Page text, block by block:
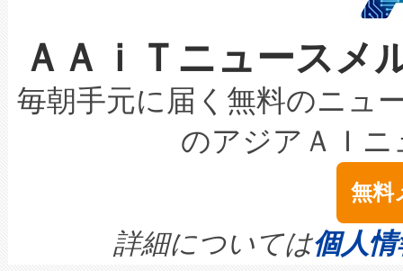
取得できる可能性もあります
設には、3億～4億ドルかか
最高経営責任者（CEO）であ
す。「当社のfully-connected
ームを利用すれば、6,000万
きます。この効率性は、フェ
限を超えて利用可能な電力容
持できるよう貢献します。こ
ービスレベル契約（SLA）違
テリー性能の劣化によるダウ
念は、現在データセンターが
ます。 Voltaiq provides a
quality and reliability for AI
なレーザースポットにより、
な環境下でも豊かなディテー
キロメートル範囲を検出
LiDAR for Inspections,
は1535 nmレーザーを搭載。
イズの小径化を実現すること
す。ノーマルモードでは、
ＡＡｉＴニュース
毎朝手元に届く無料のニュ
のアジアＡＩ
無料
詳細については個人